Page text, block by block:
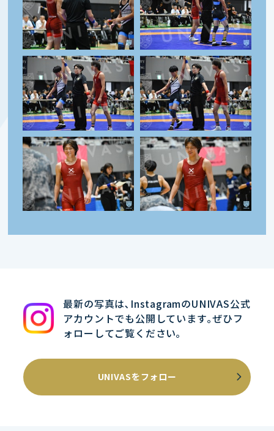
最新の写真は､InstagramのUNIVAS公式
アカウントでも公開しています｡ぜひフ
ォローしてご覧ください｡
UNIVASをフォロー